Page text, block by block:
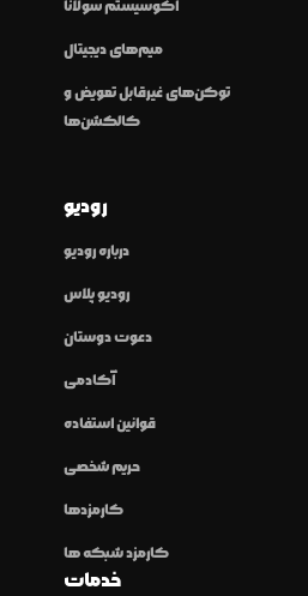
اکوسیستم سولانا
میم‌های دیجیتال
توکن‌های غیرقابل تعویض و
کالکشن‌ها
رودیو
درباره رودیو
رودیو پلاس
دعوت دوستان
آکادمی
قوانین استفاده
حریم شخصی
کارمزدها
کارمزد شبکه ها
خدمات